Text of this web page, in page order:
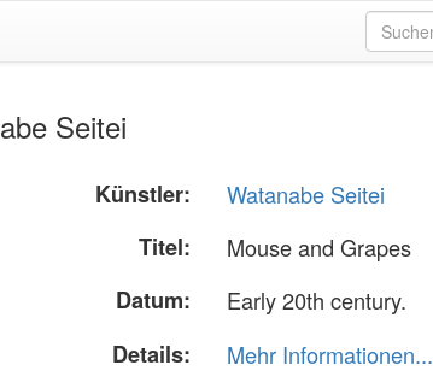
Seitei
Künstler:
Watanabe Seitei
Titel:
Mouse and Grapes
Datum:
Early 20th century.
Details:
Mehr Informationen...